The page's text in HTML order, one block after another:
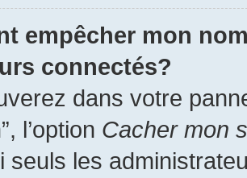
empêcher mon
connectés?
dans votre
l’option Cacher mon
seuls les